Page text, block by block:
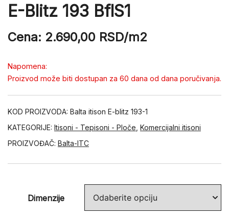
E-Blitz 193 BflS1
Cena: 2.690,00 RSD/m2
Napomena:
Proizvod može biti dostupan za 60 dana od dana poručivanja.
KOD PROIZVODA: Balta itison E-blitz 193-1
KATEGORIJE: Itisoni - Tepisoni - Ploče Komercijalni itisoni
PROIZVOĐAČ: Balta-ITC
Dimenzije